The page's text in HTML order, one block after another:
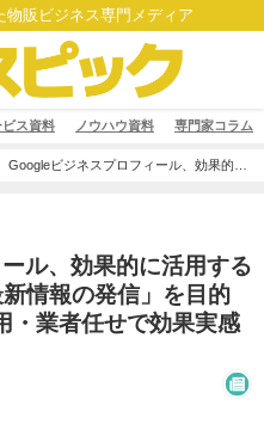
物販ビジネス専門メディア
ビス資料 ノウハウ資料 専門家コラム
Googleビジネスプロフィール、効果的に
ル、効果的に活用する
情報の発信」を目的
業者任せで効果実感